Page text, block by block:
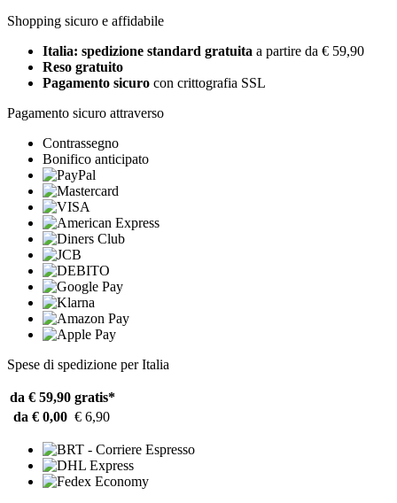
Shopping sicuro e affidabile
Italia: spedizione standard gratuita a partire da € 59,90
Reso gratuito
Pagamento sicuro con crittografia SSL
Pagamento sicuro attraverso
Contrassegno
Bonifico anticipato
Spese di spedizione per Italia
da € 59,90 gratis*
da € 0,00 € 6,90